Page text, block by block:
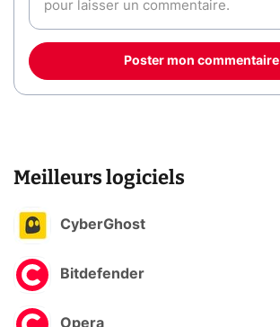
Poster mon commentaire
Meilleurs logiciels
CyberGhost
Bitdefender
Opera